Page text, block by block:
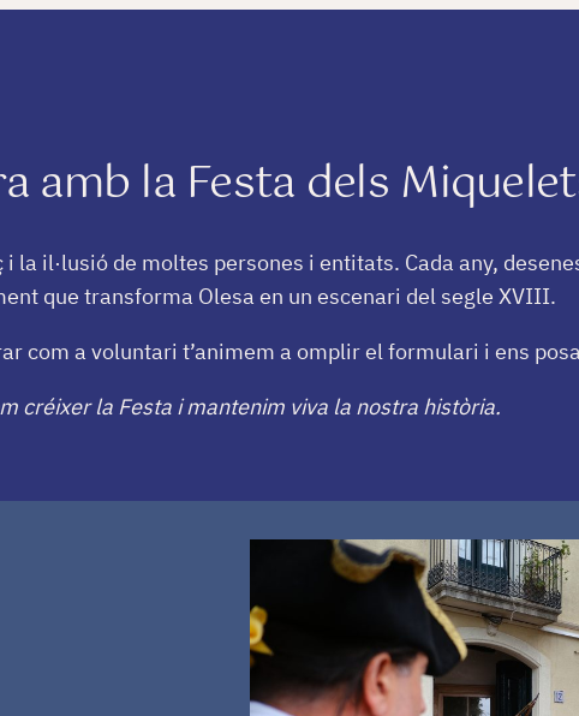
amb la Festa dels
la il·lusió de moltes persones i entitats. Cada any,
que transforma Olesa en un escenari del segle XVIII.
com a voluntari t’animem a omplir el formulari i ens
créixer la Festa i mantenim viva la nostra història.